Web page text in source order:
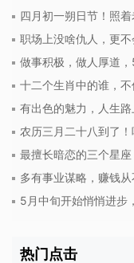
四月初一朔日节！照
职场上没啥仇人，更
做事积极，做人厚道
十二个生肖中的谁，
有出色的魅力，人生
农历三月二十八到了
最擅长暗恋的三个星
多有事业谋略，赚钱
5月中旬开始悄悄进步
热门点击